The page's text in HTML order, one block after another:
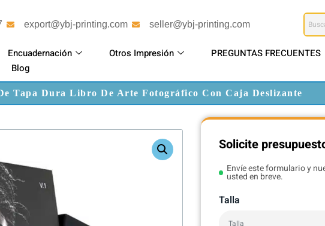
export@ybj-printing.com seller@ybj-printing.com
Encuadernación Otros Impresión PREGUNTAS FRECUENTES
Blog
Tapa Dura Libro De Arte Fotográfico Con Caja Deslizante
Solicite
Envíe este formulario y
usted en breve.
Talla